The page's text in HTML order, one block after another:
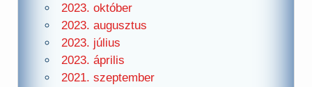
2023. október
2023. augusztus
2023. július
2023. április
2021. szeptember